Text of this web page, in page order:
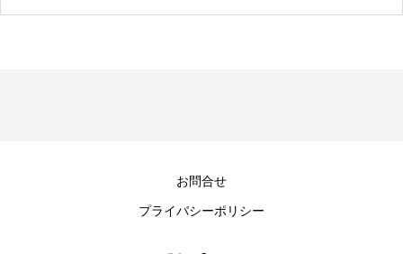
お問合せ
プライバシーポリシー